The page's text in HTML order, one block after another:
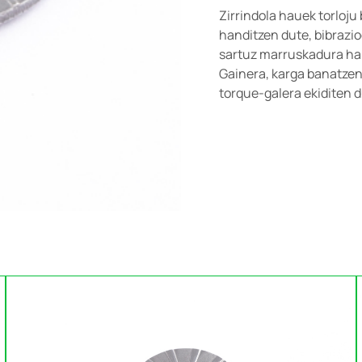
Zirrindola hauek torloju
handitzen dute,
sartuz marruskadura
Gainera, karga
torque-galera ekiditen